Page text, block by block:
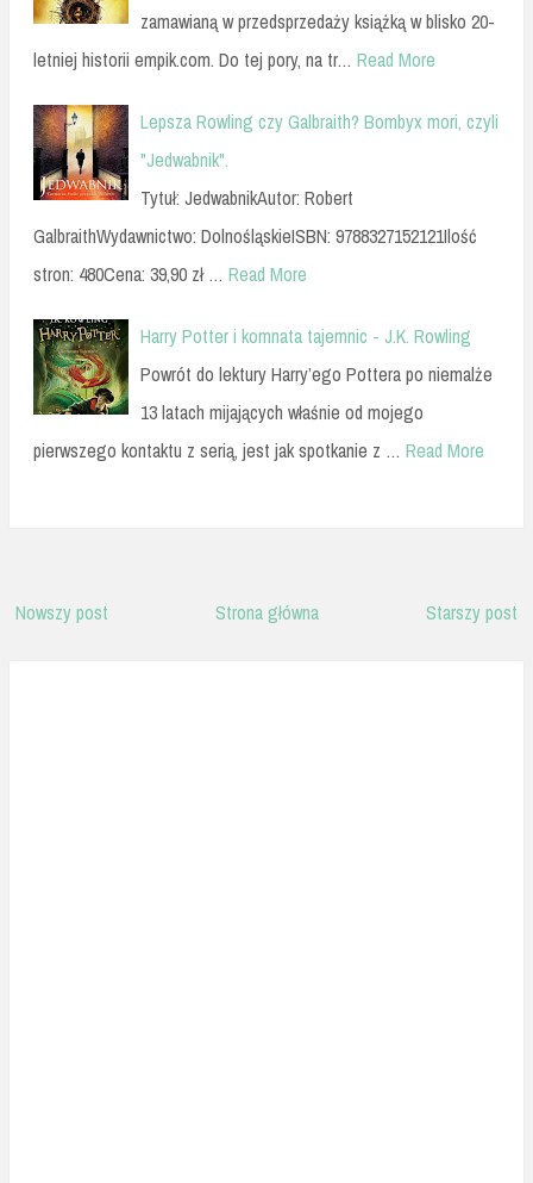
zamawianą w przedsprzedaży książką w blisko 20-
letniej historii empik.com. Do tej pory, na tr… Read More
Lepsza Rowling czy Galbraith? Bombyx mori, czyli
"Jedwabnik".
Tytuł: JedwabnikAutor: Robert
GalbraithWydawnictwo: DolnośląskieISBN: 9788327152121Ilość
stron: 480Cena: 39,90 zł … Read More
Harry Potter i komnata tajemnic - J.K. Rowling
Powrót do lektury Harry’ego Pottera po niemalże
13 latach mijających właśnie od mojego
pierwszego kontaktu z serią, jest jak spotkanie z … Read More
Nowszy post Starszy post
Strona główna